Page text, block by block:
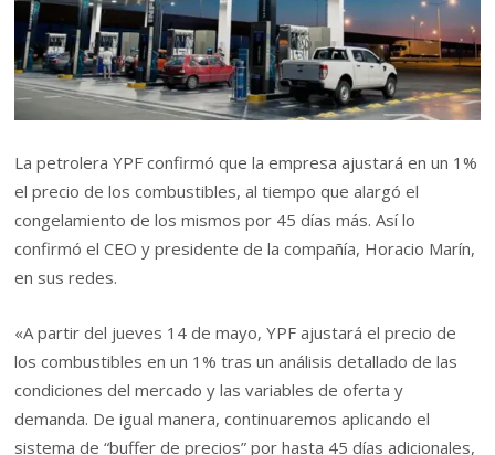
La petrolera YPF confirmó que la empresa ajustará en un 1%
el precio de los combustibles, al tiempo que alargó el
congelamiento de los mismos por 45 días más. Así lo
confirmó el CEO y presidente de la compañía, Horacio Marín,
en sus redes.
«A partir del jueves 14 de mayo, YPF ajustará el precio de
los combustibles en un 1% tras un análisis detallado de las
condiciones del mercado y las variables de oferta y
demanda. De igual manera, continuaremos aplicando el
sistema de “buffer de precios” por hasta 45 días adicionales,